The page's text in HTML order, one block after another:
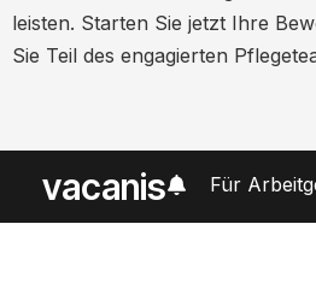
leisten. Starten Sie jetzt Ihre
Sie Teil des engagierten
vacanis Für